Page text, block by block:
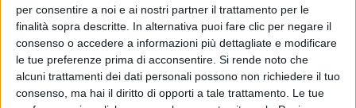
per consentire a noi e ai nostri partner il trattamento per le
finalità sopra descritte. In alternativa puoi fare clic per negare il
consenso o accedere a informazioni più dettagliate e modificare
le tue preferenze prima di acconsentire. Si rende noto che
alcuni trattamenti dei dati personali possono non richiedere il tuo
consenso, ma hai il diritto di opporti a tale trattamento. Le tue
nell’esecuzione e questo mi ha riempito d’orgoglio.
ho iniziato ad appassionarmi alla musica a nove anni,
quindi più avanti potrò dire se segue le mie orme
oppure no”.
Ilnuovo singolodi Nek si intitola “La storia del